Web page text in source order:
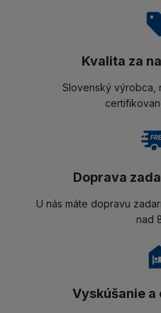
Kvalita za
Slovenský výrobca,
Doprava
U nás máte dopravu
nad
Vyskúšanie a